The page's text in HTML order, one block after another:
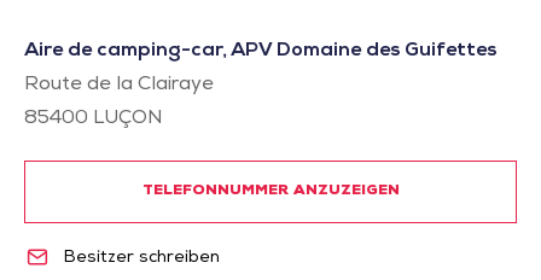
Aire de camping-car, APV Domaine des Guifettes
Route de la Clairaye
85400 LUÇON
TELEFONNUMMER ANZUZEIGEN
Besitzer schreiben